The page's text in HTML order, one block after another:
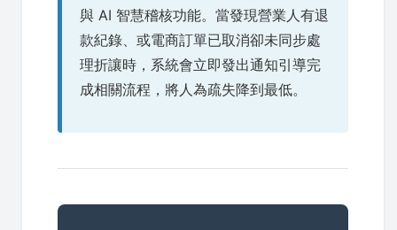
與 AI 智慧稽核功能。當發現營業人有退
款紀錄、或電商訂單已取消卻未同步處
理折讓時，系統會立即發出通知引導完
成相關流程，將人為疏失降到最低。